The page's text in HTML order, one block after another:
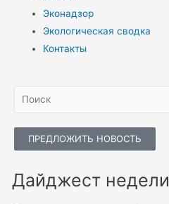
Эконадзор
Экологическая сводка
Контакты
ПРЕДЛОЖИТЬ НОВОСТЬ
Дайджест недели